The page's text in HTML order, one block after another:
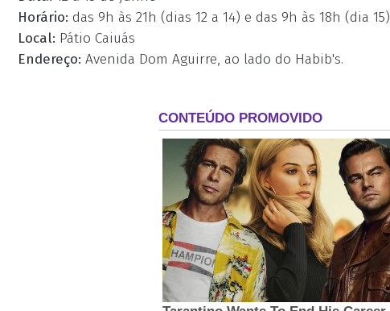
Horário: das 9h às 21h (dias 12 a 14) e das 9h às 18h (dia 15)
Local: Pátio Caiuás
Endereço: Avenida Dom Aguirre, ao lado do Habib's.